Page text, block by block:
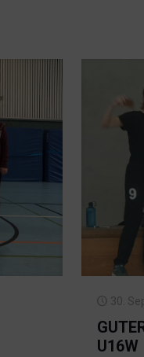
30.
U16W